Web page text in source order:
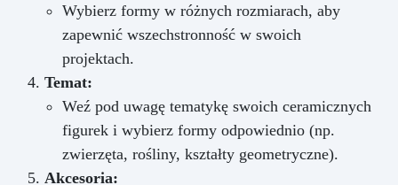
Wybierz formy w różnych rozmiarach, aby
zapewnić wszechstronność w swoich
projektach.
Temat:
Weź pod uwagę tematykę swoich ceramicznych
figurek i wybierz formy odpowiednio (np.
zwierzęta, rośliny, kształty geometryczne).
Akcesoria: